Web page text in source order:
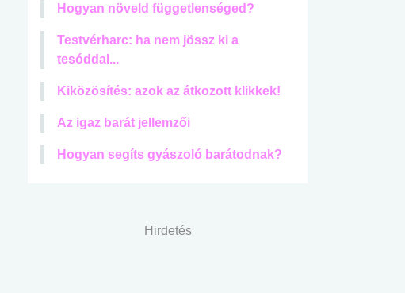
Hogyan növeld függetlenséged?
Testvérharc: ha nem jössz ki a
tesóddal...
Kiközösítés: azok az átkozott klikkek!
Az igaz barát jellemzői
Hogyan segíts gyászoló barátodnak?
Hirdetés